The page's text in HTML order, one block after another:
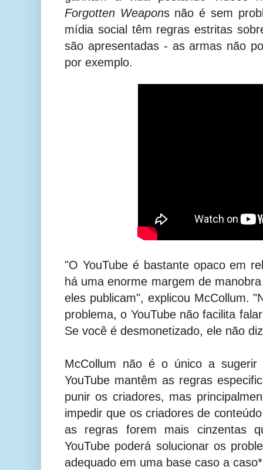
Forgotten Weapons não é sem
mídia social têm regras estritas
são apresentadas - as armas não
por exemplo.
"O YouTube é bastante opaco em
há uma enorme margem de
eles publicam", explicou McCollum.
problema, o YouTube não facilita
Se você é desmonetizado, ele não
McCollum não é o único a sugerir
YouTube mantêm as regras
punir os criadores, mas
impedir que os criadores de
as regras forem mais cinzentas
YouTube poderá solucionar os
adequado em uma base caso a